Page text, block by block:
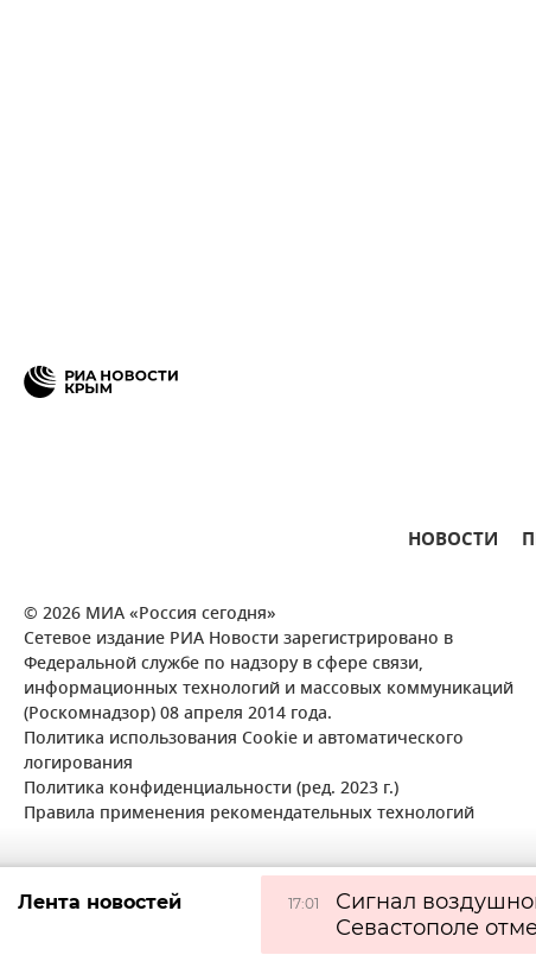
НОВОСТИ
© 2026 МИА «Россия сегодня»
Сетевое издание РИА Новости зарегистрировано в
Федеральной службе по надзору в сфере связи,
информационных технологий и массовых коммуникаций
(Роскомнадзор) 08 апреля 2014 года.
Политика использования Cookie и автоматического
логирования
Политика конфиденциальности (ред. 2023 г.)
Правила применения рекомендательных технологий
17:01
Сигнал
Севастополе
Лента новостей